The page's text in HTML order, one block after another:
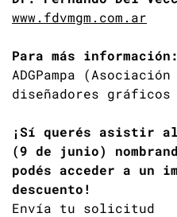
www.fdvmgm.com.ar
Para más información:
ADGPampa (Asociación
diseñadores gráficos
¡Sí querés asistir
(9 de junio)
podés acceder a un
descuento!
Envía tu solicitud